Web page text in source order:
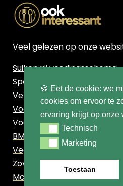
🍪 Eet de cookie: we
cookies om ervoor te
ervaring krijgt op onze
TechnischTechnisch
MarketingMarketing
Toestaan
Veel gelezen op onze
Suikervrij voedingsschema
Sport voedingsschema
Vetpercentage berekenen
Voedingsschema Afvallen
Voedingsschema Vrouw
BMI berekenen
Vegetarisch
Zoveel calorieën zitten er in
McDonalds snacks!